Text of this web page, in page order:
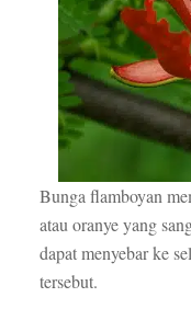
Bunga flamboyan
atau oranye yang
dapat menyebar ke
tersebut.